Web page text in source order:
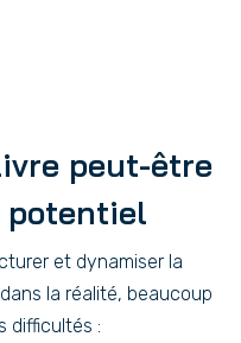
peut-être
potentiel
et dynamiser la
la réalité, beaucoup
difficultés :